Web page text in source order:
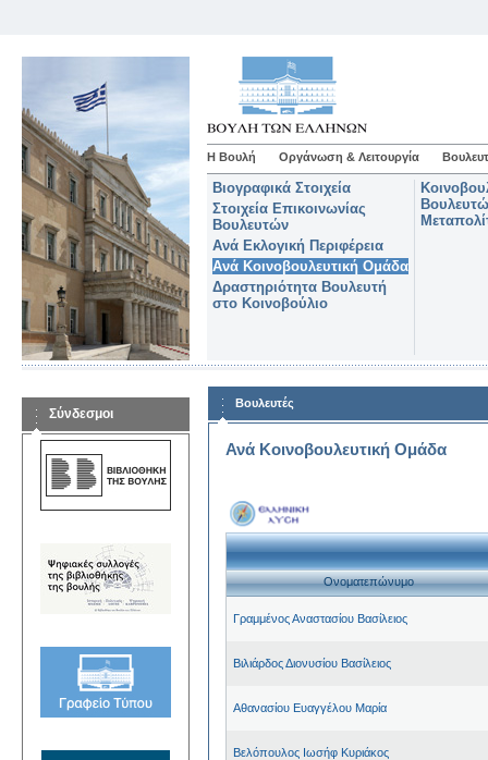
Η Βουλή Οργάνωση & Λειτουργία
Βιογραφικά Στοιχεία
Στοιχεία Επικοινωνίας
Βουλευτών
Ανά Εκλογική Περιφέρεια
Ανά Κοινοβουλευτική Ομάδα
Δραστηριότητα Βουλευτή
στο Κοινοβούλιο
Σύνδεσμοι
Βουλευτές
Ανά Κοινοβουλευτική Ομάδα
Ονοματεπώνυμο
Γραμμένος Αναστασίου Βασίλειος
Βιλιάρδος Διονυσίου Βασίλειος
Αθανασίου Ευαγγέλου Μαρία
Βελόπουλος Ιωσήφ Κυριάκος